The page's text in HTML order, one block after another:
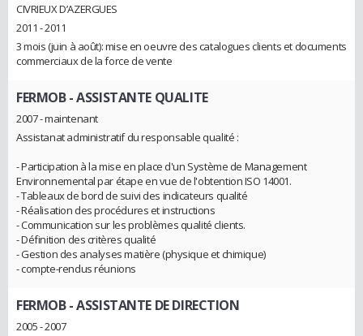
CIVRIEUX D’AZERGUES
2011 - 2011
3 mois (juin à août): mise en oeuvre des catalogues clients et documents
commerciaux de la force de vente
FERMOB- ASSISTANTE QUALITE
2007 - maintenant
Assistanat administratif du responsable qualité :
- Participation à la mise en place d'un Système de Management
Environnemental par étape en vue de l'obtention ISO 14001.
- Tableaux de bord de suivi des indicateurs qualité
- Réalisation des procédures et instructions
- Communication sur les problèmes qualité clients.
- Définition des critères qualité
- Gestion des analyses matière (physique et chimique)
- compte-rendus réunions
FERMOB- ASSISTANTE DE DIRECTION
2005 - 2007